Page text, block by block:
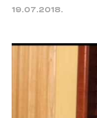
19.07.2018.